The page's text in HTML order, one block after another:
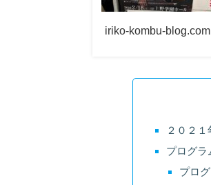
iriko-kombu-blog.com
２０２
プログラ
プロ